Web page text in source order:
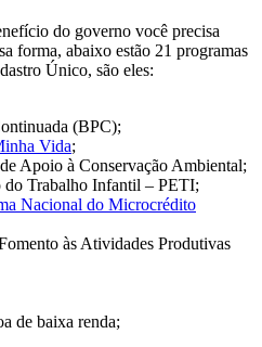
do governo você precisa
forma, abaixo estão 21 programas
Único, são eles:
(BPC);
Vida;
Apoio à Conservação Ambiental;
do Trabalho Infantil – PETI​;
Nacional do Microcrédito
às Atividades Produtivas
de baixa renda;